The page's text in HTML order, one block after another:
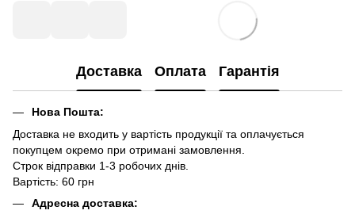
Доставка Оплата Гарантія
Нова Пошта:
Доставка не входить у вартість продукції та оплачується
покупцем окремо при отримані замовлення.
Строк відправки 1-3 робочих днів.
Вартість: 60 грн
Адресна доставка: